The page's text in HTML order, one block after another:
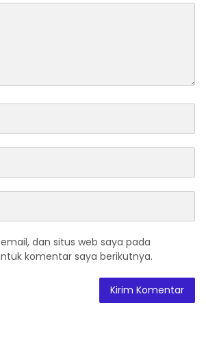
dan situs web saya pada
komentar saya berikutnya.